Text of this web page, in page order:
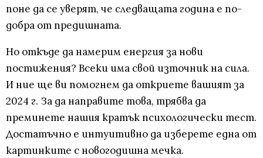
поне да се уверят, че следващата година е по-
добра от предишната.
Но откъде да намерим енергия за нови
постижения? Всеки има свой източник на сила.
И ние ще ви помогнем да откриете вашият за
2024 г. За да направите това, трябва да
преминете нашия кратък психологически тест.
Достатъчно е интуитивно да изберете една от
картинките с новогодишна мечка.